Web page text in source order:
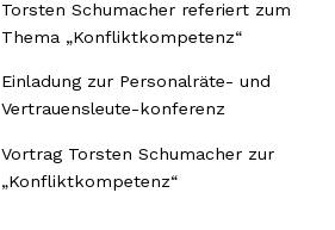
Torsten Schumacher referiert zum
Thema „Konfliktkompetenz“
Einladung zur Personalräte- und
Vertrauensleute-konferenz
Vortrag Torsten Schumacher zur
„Konfliktkompetenz“